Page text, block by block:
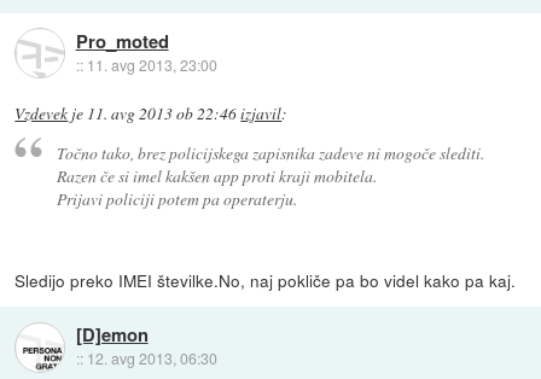
Pro_moted
:: 11. avg 2013, 23:00
Vzdevek je 11. avg 2013 ob 22:46izjavil:
Točno tako, brez policijskega zapisnika zadeve ni mogoče slediti.
Razen če si imel kakšen app proti kraji mobitela.
Prijavi policiji potem pa operaterju.
Sledijo preko IMEI številke.No, naj pokliče pa bo videl kako pa kaj.
[D]emon
:: 12. avg 2013, 06:30